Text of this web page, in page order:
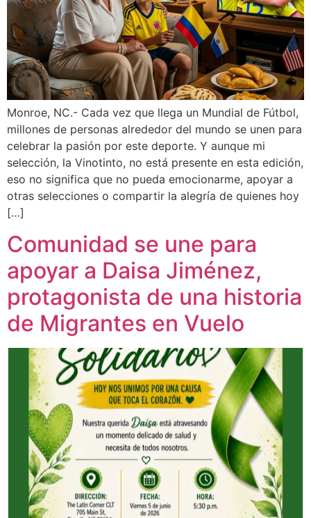
Monroe, NC.- Cada vez que llega un Mundial de Fútbol,
millones de personas alrededor del mundo se unen para
celebrar la pasión por este deporte. Y aunque mi
selección, la Vinotinto, no está presente en esta edición,
eso no significa que no pueda emocionarme, apoyar a
otras selecciones o compartir la alegría de quienes hoy
[…]
Comunidad se une para
apoyar a Daisa Jiménez,
protagonista de una historia
de Migrantes en Vuelo